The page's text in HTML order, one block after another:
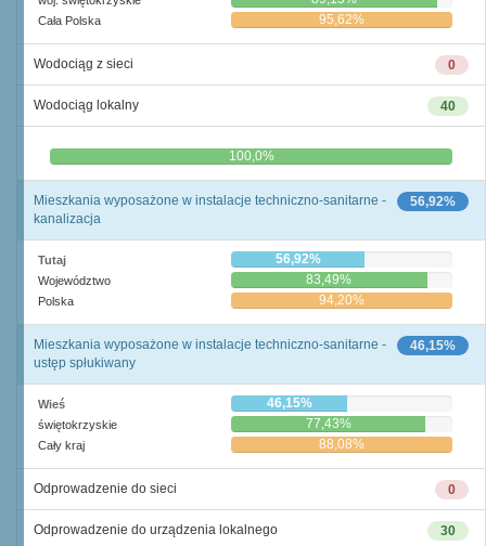
Cała Polska 95,62%
0
Wodociąg z sieci
40
Wodociąg lokalny
0,0% 100,0%
56,92%
Mieszkania wyposażone w instalacje techniczno-sanitarne -
kanalizacja
Tutaj 56,92%
Województwo 83,49%
Polska 94,20%
46,15%
Mieszkania wyposażone w instalacje techniczno-sanitarne -
ustęp spłukiwany
Wieś 46,15%
świętokrzyskie 77,43%
Cały kraj 88,08%
0
Odprowadzenie do sieci
30
Odprowadzenie do urządzenia lokalnego